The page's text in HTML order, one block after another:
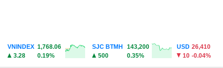
VNINDEX 1,768.06
3.28
0.19%
SJC BTMH
143,200
500
0.35%
USD 26,410
10 -0.04%